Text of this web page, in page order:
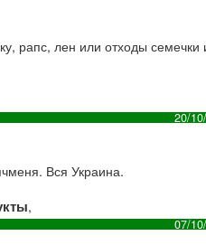
рапс, лен или отходы семечки
20/
Вся Украина.
,
07/